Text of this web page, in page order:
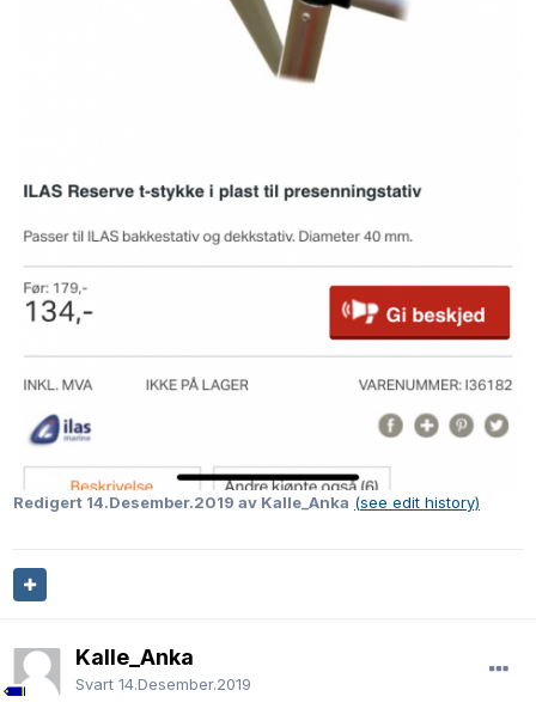
Redigert 14.Desember.2019 av Kalle_Anka (see edit history)
Kalle_Anka
Svart 14.Desember.2019